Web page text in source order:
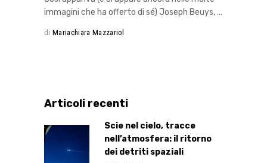
immagini che ha offerto di sé) Joseph Beuys,
di Mariachiara Mazzariol
Articoli recenti
Scie nel cielo, tracce
nell’atmosfera: il ritorno
dei detriti spaziali